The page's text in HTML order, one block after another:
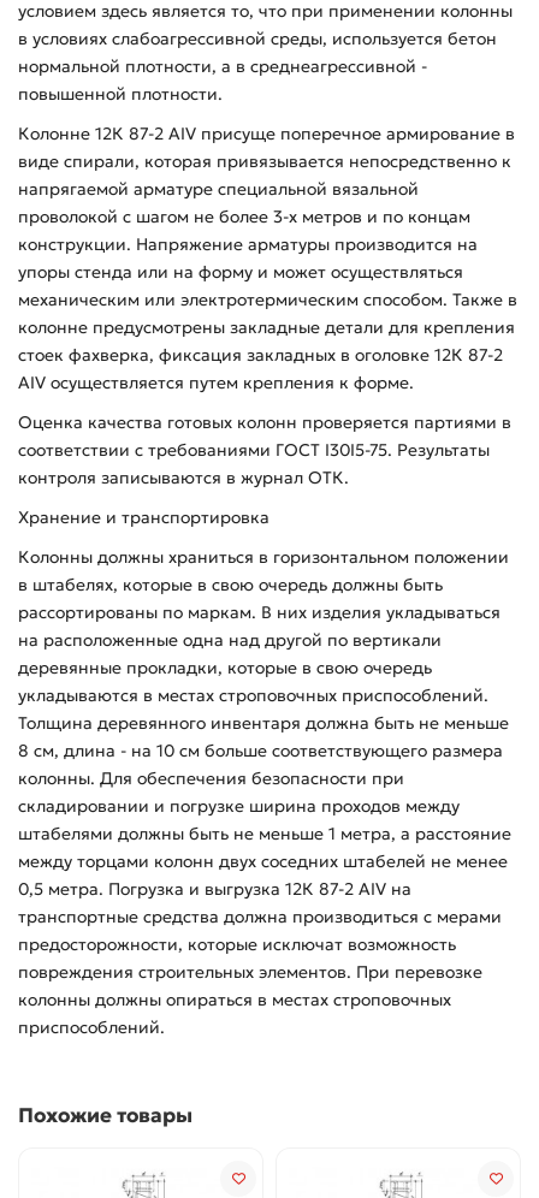
условием здесь является то, что при применении колонны
в условиях слабоагрессивной среды, используется бетон
нормальной плотности, а в среднеагрессивной -
повышенной плотности.
Колонне 12К 87-2 АIV присуще поперечное армирование в
виде спирали, которая привязывается непосредственно к
напрягаемой арматуре специальной вязальной
проволокой с шагом не более 3-х метров и по концам
конструкции. Напряжение арматуры производится на
упоры стенда или на форму и может осуществляться
механическим или электротермическим способом. Также в
колонне предусмотрены закладные детали для крепления
стоек фахверка, фиксация закладных в оголовке 12К 87-2
АIV осуществляется путем крепления к форме.
Оценка качества готовых колонн проверяется партиями в
соответствии с требованиями ГОСТ I30I5-75. Результаты
контроля записываются в журнал ОТК.
Хранение и транспортировка
Колонны должны храниться в горизонтальном положении
в штабелях, которые в свою очередь должны быть
рассортированы по маркам. В них изделия укладываться
на расположенные одна над другой по вертикали
деревянные прокладки, которые в свою очередь
укладываются в местах строповочных приспособлений.
Толщина деревянного инвентаря должна быть не меньше
8 см, длина - на 10 см больше соответствующего размера
колонны. Для обеспечения безопасности при
складировании и погрузке ширина проходов между
штабелями должны быть не меньше 1 метра, а расстояние
между торцами колонн двух соседних штабелей не менее
0,5 метра. Погрузка и выгрузка 12К 87-2 АIV на
транспортные средства должна производиться с мерами
предосторожности, которые исключат возможность
повреждения строительных элементов. При перевозке
колонны должны опираться в местах строповочных
приспособлений.
Похожие товары